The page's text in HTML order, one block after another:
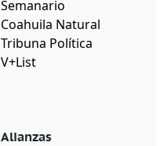
Semanario
Coahuila Natural
Tribuna Política
V+List
Alianzas